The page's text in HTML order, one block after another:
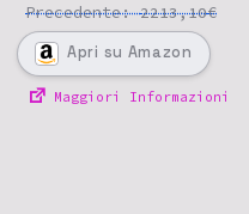
Precedente:2213,10€
Apri su Amazon
Maggiori Informazioni